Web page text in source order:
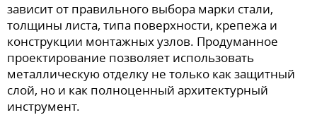
зависит от правильного выбора марки стали,
толщины листа, типа поверхности, крепежа и
конструкции монтажных узлов. Продуманное
проектирование позволяет использовать
металлическую отделку не только как защитный
слой, но и как полноценный архитектурный
инструмент.